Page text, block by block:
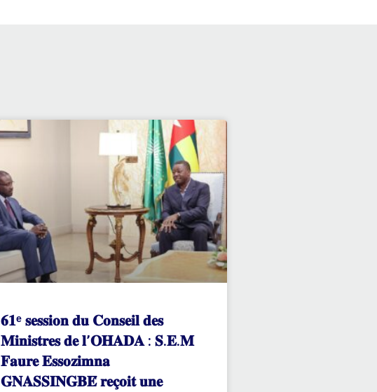
𝟔𝟏ᵉ 𝐬𝐞𝐬𝐬𝐢𝐨𝐧 𝐝𝐮 𝐂𝐨𝐧𝐬𝐞𝐢𝐥 𝐝𝐞𝐬
𝐌𝐢𝐧𝐢𝐬𝐭𝐫𝐞𝐬 𝐝𝐞 𝐥’𝐎𝐇𝐀𝐃𝐀 : 𝐒.𝐄.𝐌
𝐅𝐚𝐮𝐫𝐞 𝐄𝐬𝐬𝐨𝐳𝐢𝐦𝐧𝐚
𝐆𝐍𝐀𝐒𝐒𝐈𝐍𝐆𝐁𝐄́ 𝐫𝐞𝐜̧𝐨𝐢𝐭 𝐮𝐧𝐞